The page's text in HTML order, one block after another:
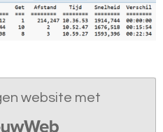
website met